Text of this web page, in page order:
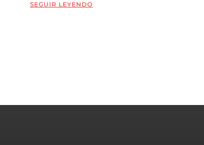
SEGUIR LEYENDO